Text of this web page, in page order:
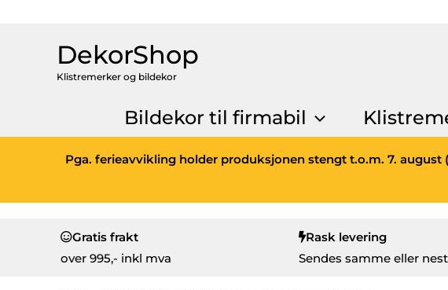
DekorShop
Klistremerker og bildekor
Bildekor til firmabil
Pga. ferieavvikling holder produksjonen stengt t.o.m. 7.
Gratis frakt
over 995,- inkl mva
Rask levering
Sendes samme eller